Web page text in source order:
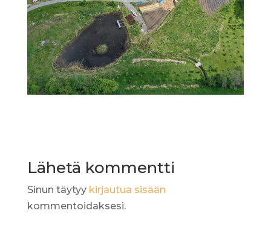
Lähetä kommentti
Sinun täytyy kirjautua sisään
kommentoidaksesi.